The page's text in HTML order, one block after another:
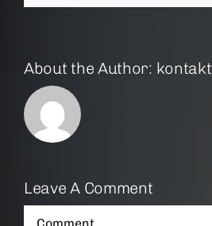
About the Author: kontakt
Leave A Comment
Comment